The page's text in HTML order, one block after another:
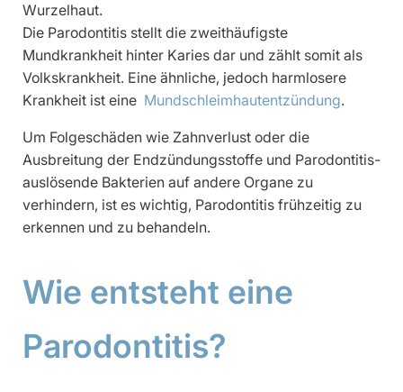
Wurzelhaut.
Die Parodontitis stellt die zweithäufigste
Mundkrankheit hinter Karies dar und zählt somit als
Volkskrankheit. Eine ähnliche, jedoch harmlosere
Krankheit ist eine Mundschleimhautentzündung.
Um Folgeschäden wie Zahnverlust oder die
Ausbreitung der Endzündungsstoffe und Parodontitis-
auslösende Bakterien auf andere Organe zu
verhindern, ist es wichtig, Parodontitis frühzeitig zu
erkennen und zu behandeln.
Wie entsteht eine
Parodontitis?